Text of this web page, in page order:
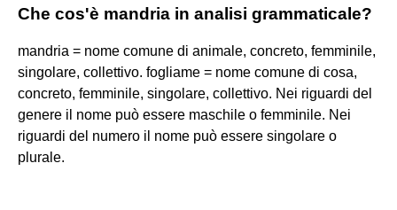
Che cos'è mandria in analisi grammaticale?
mandria = nome comune di animale, concreto, femminile,
singolare, collettivo. fogliame = nome comune di cosa,
concreto, femminile, singolare, collettivo. Nei riguardi del
genere il nome può essere maschile o femminile. Nei
riguardi del numero il nome può essere singolare o
plurale.